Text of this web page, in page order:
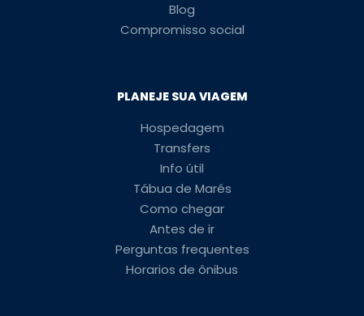
Blog
Compromisso social
PLANEJE SUA VIAGEM
Hospedagem
Transfers
Info útil
Tábua de Marés
Como chegar
Antes de ir
Perguntas frequentes
Horarios de ônibus